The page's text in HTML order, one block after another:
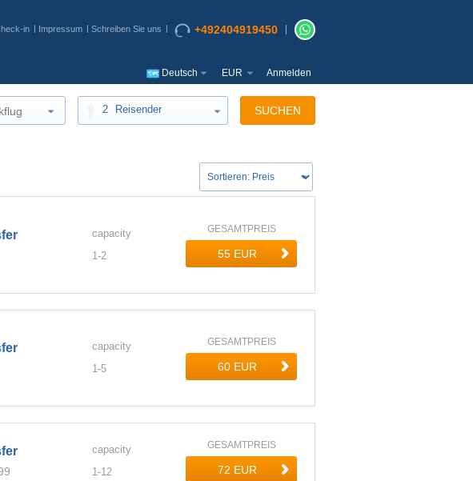
in Impressum Schreiben Sie uns +492404919450
Deutsch EUR Anmelden
2 Reisender SUCHEN
capacity
1-2
GESAMTPREIS
capacity
1-5
GESAMTPREIS
capacity
1-12
GESAMTPREIS